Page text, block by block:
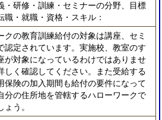
・研修・訓練・セミナーの分野、目標
職・就職・資格・スキル：
クの教育訓練給付の対象は講座、セミ
認定されています。実施校、教室のす
が対象になっているわけではありませ
しく確認してください。また受給する
保険の加入期間も給付の要件になって
分の住所地を管轄するハローワークで
う。